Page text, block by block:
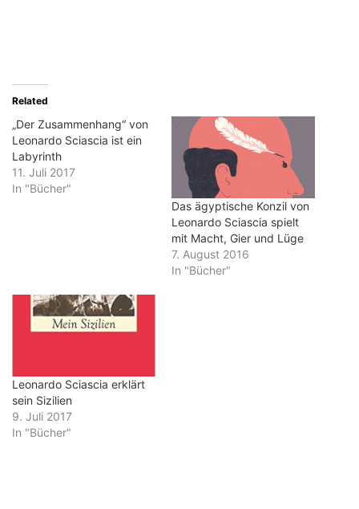
Related
„Der Zusammenhang“ von
Leonardo Sciascia ist ein
Labyrinth
11. Juli 2017
In "Bücher"
Das ägyptische Konzil von
Leonardo Sciascia spielt
mit Macht, Gier und Lüge
7. August 2016
In "Bücher"
Leonardo Sciascia erklärt
sein Sizilien
9. Juli 2017
In "Bücher"